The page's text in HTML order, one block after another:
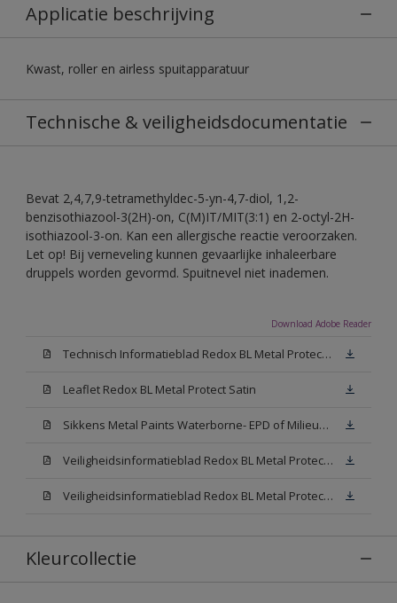
Applicatie beschrijving
Kwast, roller en airless spuitapparatuur
Technische & veiligheidsdocumentatie
Bevat 2,4,7,9-tetramethyldec-5-yn-4,7-diol, 1,2-
benzisothiazool-3(2H)-on, C(M)IT/MIT(3:1) en 2-octyl-2H-
isothiazool-3-on. Kan een allergische reactie veroorzaken.
Let op! Bij verneveling kunnen gevaarlijke inhaleerbare
druppels worden gevormd. Spuitnevel niet inademen.
Download Adobe Reader
Technisch Informatieblad Redox BL Metal Protect (PDF)
Leaflet Redox BL Metal Protect Satin
Sikkens Metal Paints Waterborne- EPD of Milieuproductverklaring
Veiligheidsinformatieblad Redox BL Metal Protect Satin N00 (MSDS)
Veiligheidsinformatieblad Redox BL Metal Protect Satin White W05 (MSDS)
Kleurcollectie